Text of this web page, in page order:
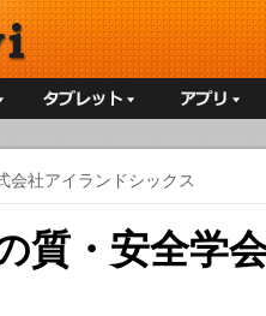
会社アイランドシックス
質・安全学